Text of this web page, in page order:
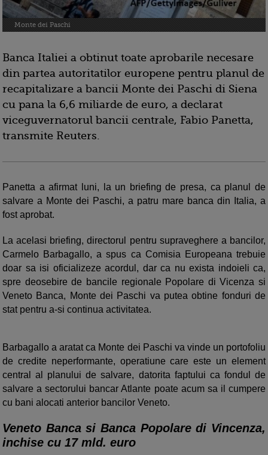
Monte dei Paschi
Banca Italiei a obtinut toate aprobarile necesare
din partea autoritatilor europene pentru planul de
recapitalizare a bancii Monte dei Paschi di Siena
cu pana la 6,6 miliarde de euro, a declarat
viceguvernatorul bancii centrale, Fabio Panetta,
transmite Reuters.
Panetta a afirmat luni, la un briefing de presa, ca planul de
salvare a Monte dei Paschi, a patru mare banca din Italia, a
fost aprobat.
La acelasi briefing, directorul pentru supraveghere a bancilor,
Carmelo Barbagallo, a spus ca Comisia Europeana trebuie
doar sa isi oficializeze acordul, dar ca nu exista indoieli ca,
spre deosebire de bancile regionale Popolare di Vicenza si
Veneto Banca, Monte dei Paschi va putea obtine fonduri de
stat pentru a-si continua activitatea.
Barbagallo a aratat ca Monte dei Paschi va vinde un portofoliu
de credite neperformante, operatiune care este un element
central al planului de salvare, datorita faptului ca fondul de
salvare a sectorului bancar Atlante poate acum sa il cumpere
cu bani alocati anterior bancilor Veneto.
Veneto Banca si Banca Popolare di Vincenza,
inchise cu 17 mld. euro